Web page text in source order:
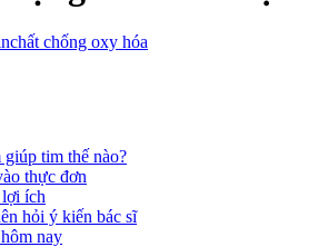
chất chống oxy hóa
tim thế nào?
thực đơn
ích
hỏi ý kiến bác sĩ
nay